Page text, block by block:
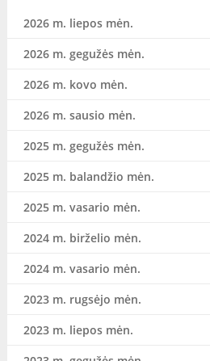
2026 m. liepos mėn.
2026 m. gegužės mėn.
2026 m. kovo mėn.
2026 m. sausio mėn.
2025 m. gegužės mėn.
2025 m. balandžio mėn.
2025 m. vasario mėn.
2024 m. birželio mėn.
2024 m. vasario mėn.
2023 m. rugsėjo mėn.
2023 m. liepos mėn.